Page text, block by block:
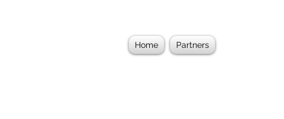
Home Partners